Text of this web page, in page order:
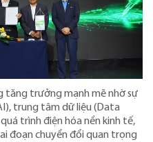
tăng trưởng mạnh mẽ nhờ sự
trung tâm dữ liệu (Data
trình điện hóa nền kinh tế,
đoạn chuyển đổi quan trọng